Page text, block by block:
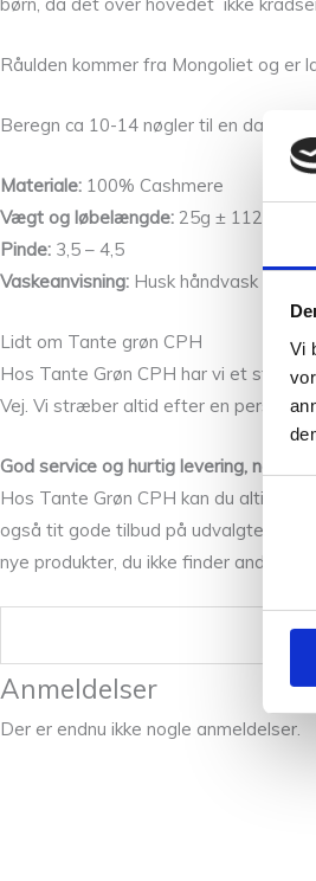
Vi
børn, da det over hovedet ikke
Råulden kommer fra Mongoliet og er
Beregn ca 10-14 nøgler til en dame str.
Materiale: 100% Cashmere
Vægt og løbelængde: 25g ± 112m
Pinde: 3,5 – 4,5
Vaskeanvisning: Husk håndvask til
Lidt om Tante grøn CPH
Hos Tante Grøn CPH har vi et stort
Vej. Vi stræber altid efter en personlig
God service og hurtig levering, når du
Hos Tante Grøn CPH kan du altid
også tit gode tilbud på udvalgte
nye produkter, du ikke finder andre
Anmeldelser
Der er endnu ikke nogle anmeldelser.